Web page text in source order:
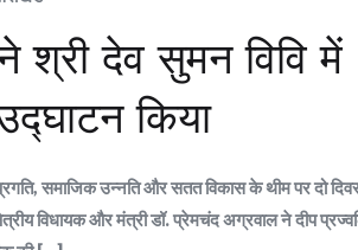
श्री देव सुमन विवि में
किया
समाजिक उन्नति और सतत विकास के थीम पर दो
विधायक और मंत्री डॉ. प्रेमचंद अग्रवाल ने दीप